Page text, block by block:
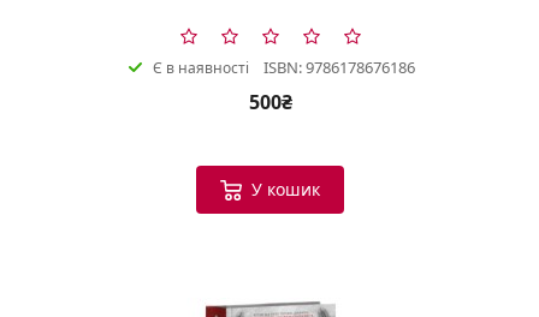
Є в наявності ISBN: 9786178676186
500₴
У кошик